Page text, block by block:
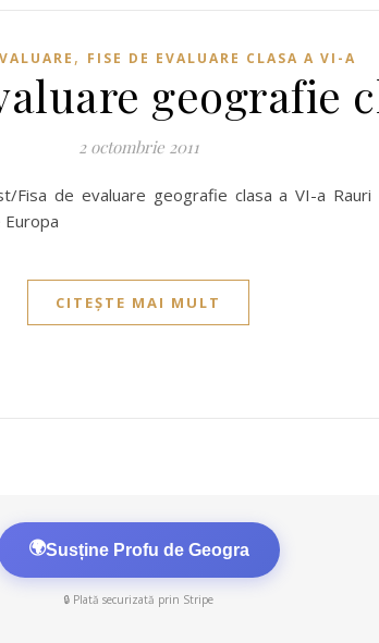
, FISE DE EVALUARE CLASA A VI-A
geografie
2 octombrie 2011
de evaluare geografie clasa a VI-a Rauri
CITEȘTE MAI MULT
🌍Susține Profu de Geogra
🔒 Plată securizată prin Stripe